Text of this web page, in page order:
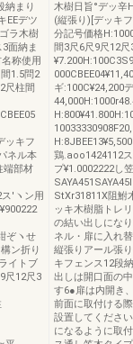
納まり
EEデツ
ラ木樹
面納ま
称使用
1.5問2
尺柱間
ッキフ
ネル本
端部材
′ヽン用
ぞヽせ
ン折り
イトブ
尺12尺3
木樹日旨°デッ辛
(縦張り)[デッキ
分記号価格
間3尺6尺9尺12
ギ:100C¥24,200
鶏.aoo1424112
プ¥1.0002222し
StXr31811X阻鮒
ッキ木樹脂トレ
の結い出しにな
ネル・扉に入れ
縦張りアール張
キフェンス12段
出しは開口面の
す6●扉は内開き
前面に取付ける
設置してくださ
になるように取